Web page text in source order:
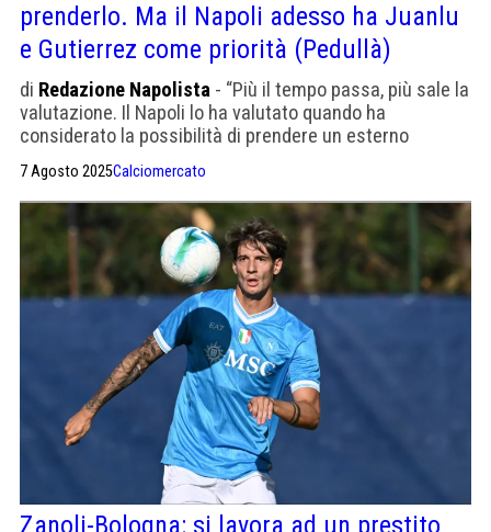
prenderlo. Ma il Napoli adesso ha Juanlu
e Gutierrez come priorità (Pedullà)
di Redazione Napolista - “Più il tempo passa, più sale la
valutazione. Il Napoli lo ha valutato quando ha
considerato la possibilità di prendere un esterno
7 Agosto 2025Calciomercato
Zanoli-Bologna: si lavora ad un prestito